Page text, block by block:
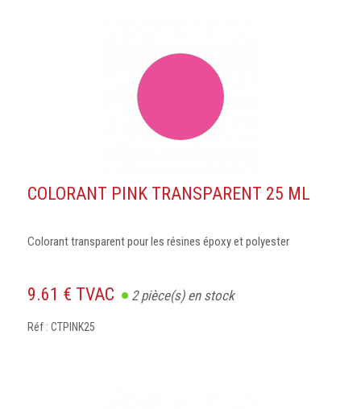
COLORANT PINK TRANSPARENT 25 ML
Colorant transparent pour les résines époxy et polyester
9.61 € TVAC 2pièce(s) en stock
Réf : CTPINK25